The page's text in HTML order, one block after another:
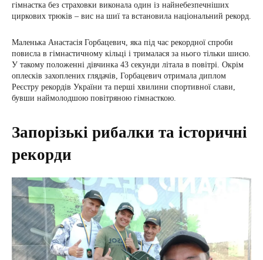
гімнастка без страховки виконала один із найнебезпечніших
циркових трюків – вис на шиї та встановила національний рекорд.
Маленька Анастасія Горбацевич, яка під час рекордної спроби
повисла в гімнастичному кільці і трималася за нього тільки шиєю.
У такому положенні дівчинка 43 секунди літала в повітрі. Окрім
оплесків захоплених глядачів, Горбацевич отримала диплом
Реєстру рекордів України та перші хвилини спортивної слави,
бувши наймолодшою повітряною гімнасткою.
Запорізькі рибалки та історичні
рекорди